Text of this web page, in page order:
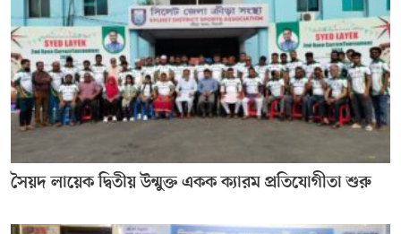
সৈয়দ লায়েক দ্বিতীয় উন্মুক্ত একক ক্যারম প্রতিযোগীতা শুরু